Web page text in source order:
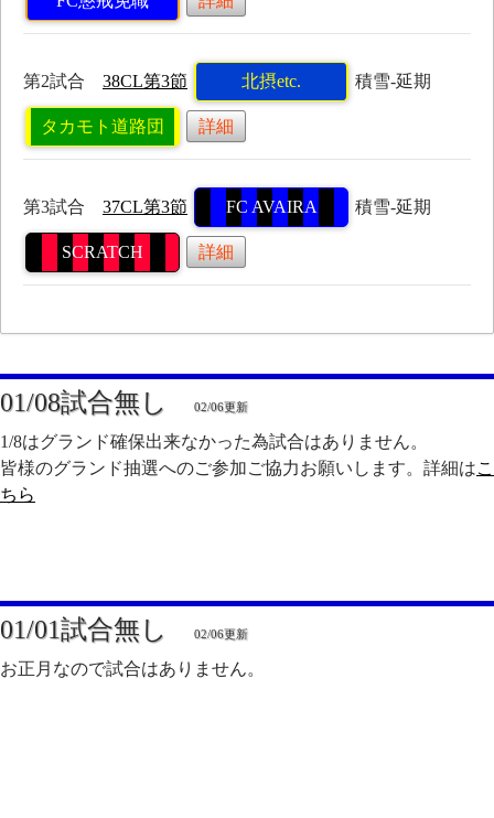
第2試合 38CL第3節 北摂etc. 積雪-延期
タカモト道路団 詳細
第3試合 37CL第3節 FC AVAIRA 積雪-延期
SCRATCH 詳細
01/08試合無し 02/06更新
1/8はグランド確保出来なかった為試合はありません。
皆様のグランド抽選へのご参加ご協力お願いします。詳細はこ
ちら
01/01試合無し 02/06更新
お正月なので試合はありません。